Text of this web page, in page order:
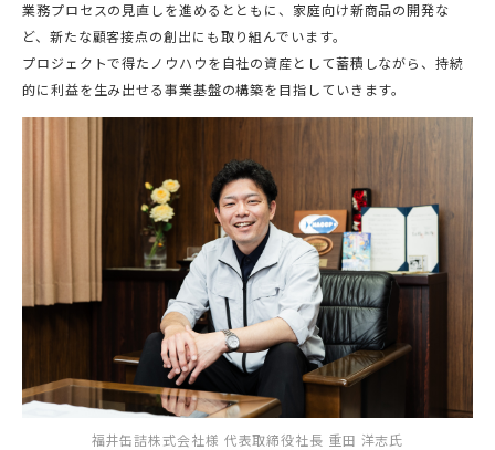
業務プロセスの見直しを進めるとともに、家庭向け新商品の開発な
ど、新たな顧客接点の創出にも取り組んでいます。
プロジェクトで得たノウハウを自社の資産として蓄積しながら、持続
的に利益を生み出せる事業基盤の構築を目指していきます。
福井缶詰株式会社様 代表取締役社長 重田 洋志氏